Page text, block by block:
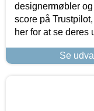
designermøbler
score på
her for at se deres
Se